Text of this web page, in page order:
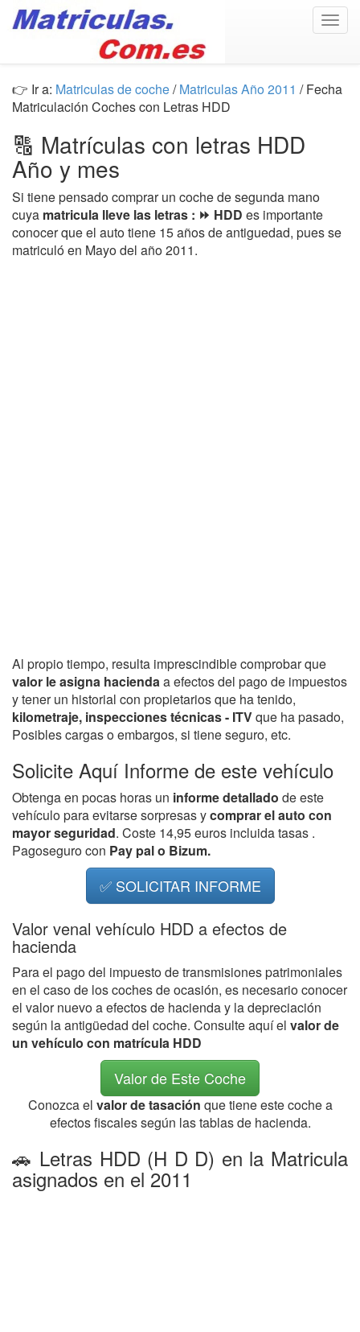
👉 Ir a: Matriculas de coche/Matriculas Año 2011 / Fecha
Matriculación Coches con Letras HDD
🔠 Matrículas con letras HDD
Año y mes
Si tiene pensado comprar un coche de segunda mano
cuya matricula lleve las letras : ⏩ HDD es importante
conocer que el auto tiene 15 años de antiguedad, pues se
matriculó en Mayo del año 2011.
Al propio tiempo, resulta imprescindible comprobar que
valor le asigna haciendaa efectos del pago de impuestos
y tener un historial con propietarios que ha tenido,
kilometraje, inspecciones técnicas - ITVque ha pasado,
Posibles cargas o embargos, si tiene seguro, etc.
Solicite Aquí Informe de este vehículo
Obtenga en pocas horas un informe detallado de este
vehículo para evitarse sorpresas ycomprar el auto con
mayor seguridad. Coste 14,95 euros incluida tasas .
Pagoseguro con Pay pal o Bizum.
✅ SOLICITAR INFORME
Valor venal vehículo HDD a efectos de
hacienda
Para el pago del impuesto de transmisiones patrimoniales
en el caso de los coches de ocasión, es necesario conocer
el valor nuevo a efectos de hacienda y la depreciación
según la antigüedad del coche. Consulte aquí el valor de
un vehículo con matrícula HDD
Valor de Este Coche
Conozca el valor de tasación que tiene este coche a
efectos fiscales según las tablas de hacienda.
🚗 Letras HDD (H D D) en la Matricula
asignados en el 2011